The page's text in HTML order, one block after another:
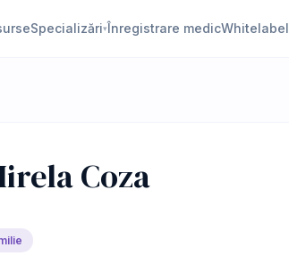
Specializări▾Înregistrare medicWhitelabel
Coza